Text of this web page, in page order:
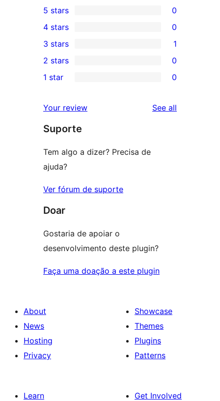
0
5-
star
reviews
5 stars 0
4-
star
reviews
4 stars 0
1
3-
star
3 stars 1
2-
reviews
2 stars 0
star
reviews
1 star 0
Your review See all
Suporte
Tem algo a dizer? Precisa de
ajuda?
Ver fórum de suporte
Doar
Gostaria de apoiar o
desenvolvimento deste plugin?
Faça uma doação a este plugin
About
News
Hosting
Privacy
Showcase
Themes
Plugins
Patterns
Learn
Get Involved